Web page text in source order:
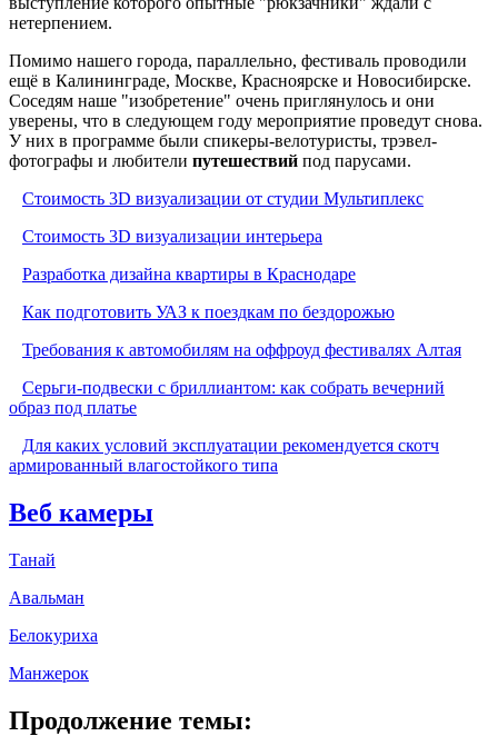
нетерпением.
Помимо нашего города, параллельно, фестиваль проводили
ещё в Калининграде, Москве, Красноярске и Новосибирске.
Соседям наше "изобретение" очень приглянулось и они
уверены, что в следующем году мероприятие проведут снова.
У них в программе были спикеры-велотуристы, трэвел-
фотографы и любители путешествий под парусами.
Стоимость 3D визуализации от студии Мультиплекс
Стоимость 3D визуализации интерьера
Разработка дизайна квартиры в Краснодаре
Как подготовить УАЗ к поездкам по бездорожью
Требования к автомобилям на оффроуд фестивалях Алтая
Серьги-подвески с бриллиантом: как собрать вечерний
образ под платье
Для каких условий эксплуатации рекомендуется скотч
армированный влагостойкого типа
Веб камеры
Танай
Авальман
Белокуриха
Манжерок
Продолжение темы: